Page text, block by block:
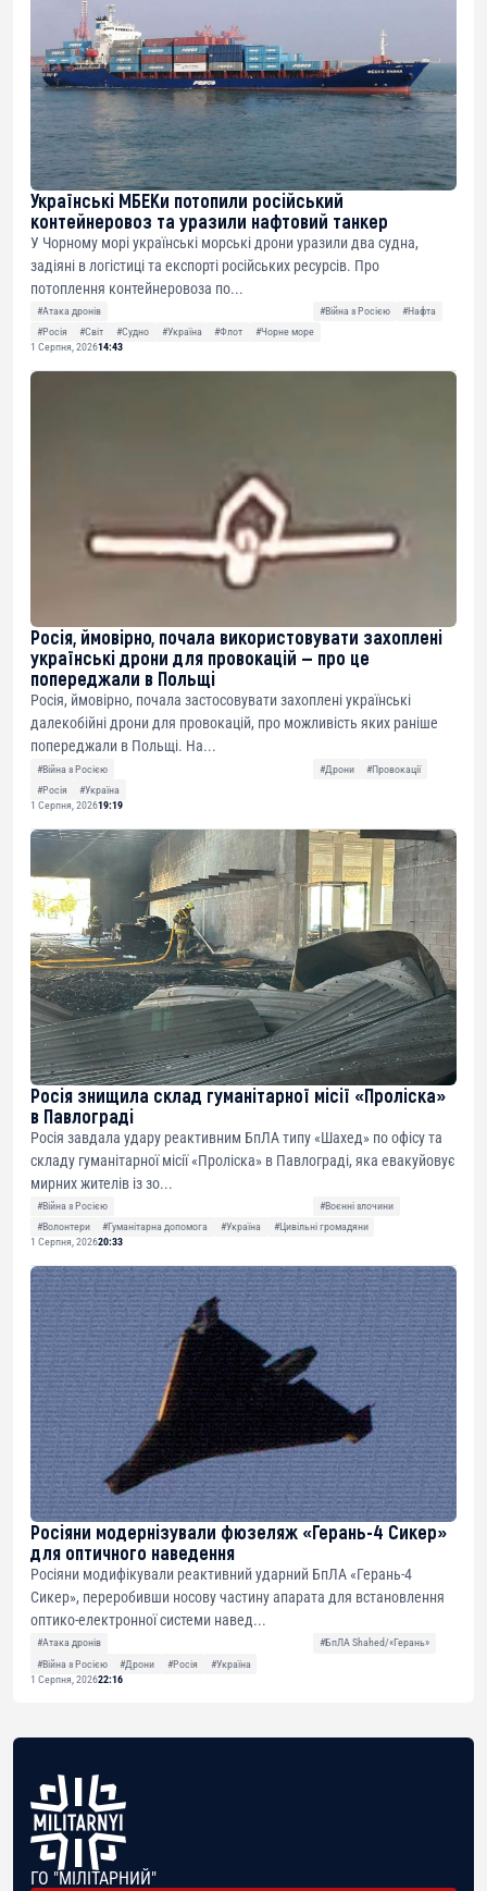
Українські МБЕКи потопили російський
контейнеровоз та уразили нафтовий танкер
У Чорному морі українські морські дрони уразили два судна,
задіяні в логістиці та експорті російських ресурсів. Про
потоплення контейнеровоза по...
#Атака дронів #Війна з Росією
#Нафта
#Росія
#Світ #Судно #Україна #Флот
#Чорне море
1 Серпня, 202614:43
Росія, ймовірно, почала використовувати захоплені
українські дрони для провокацій — про це
попереджали в Польщі
Росія, ймовірно, почала застосовувати захоплені українські
далекобійні дрони для провокацій, про можливість яких раніше
попереджали в Польщі. На...
#Війна з Росією #Дрони
#Провокації
#Росія
#Україна
1 Серпня, 202619:19
Росія знищила склад гуманітарної місії «Проліска»
в Павлограді
Росія завдала удару реактивним БпЛА типу «Шахед» по офісу та
складу гуманітарної місії «Проліска» в Павлограді, яка евакуйовує
мирних жителів із зо...
#Війна з Росією
#Воєнні злочини
#Волонтери
#Гуманітарна допомога #Україна
#Цивільні громадяни
1 Серпня, 202620:33
Росіяни модернізували фюзеляж «Герань-4 Сикер»
для оптичного наведення
Росіяни модифікували реактивний ударний БпЛА «Герань-4
Сикер», переробивши носову частину апарата для встановлення
оптико-електронної системи навед...
#Атака дронів
#БпЛА Shahed/«Герань»
#Війна з Росією
#Дрони #Росія
#Україна
1 Серпня, 202622:16
ГО "МІЛІТАРНИЙ"